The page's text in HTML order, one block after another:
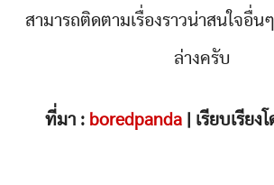
สามารถติดตามเรื่องราวน่าสนใจอื่น
ล่างครับ
ที่มา : boredpanda | เรียบเรียง